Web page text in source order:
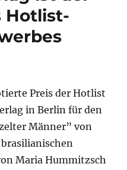
Hotlist-
Preis der Hotlist
in Berlin für den
Männer” von
Maria Hummitzsch